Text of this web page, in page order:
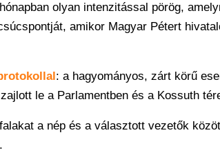
olyan intenzitással pörög,
amikor Magyar Pétert
: a hagyományos, zárt körű
le a Parlamentben és a Kossuth
a nép és a választott vezetők